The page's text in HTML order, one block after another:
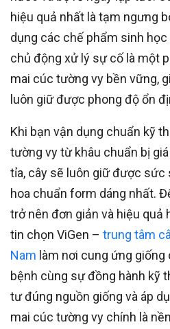
hiệu quả nhất là tạm ngưng
dụng các chế phẩm sinh
chủ động xử lý sự cố là một
mai cúc tường vy bền vững,
luôn giữ được phong độ ổn
Khi bạn vận dụng chuẩn kỹ
tường vy từ khâu chuẩn bị
tỉa, cây sẽ luôn giữ được sức
hoa chuẩn form dáng nhất.
trở nên đơn giản và hiệu quả
tin chọn ViGen – trung tâm
Nam làm nơi cung ứng
bệnh cùng sự đồng hành kỹ
tư đúng nguồn giống và áp
mai cúc tường vy chính là